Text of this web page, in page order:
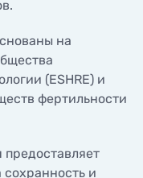
на
(ESHRE) и
фертильности
и